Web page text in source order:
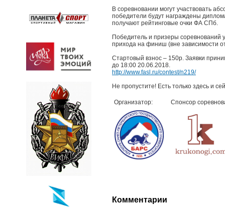
В соревновании могут участвовать
победители будут награждены
получают рейтинговые очки ФА СПб.
Победитель и призеры
прихода на финиш (вне зависимости
Стартовый взнос – 150р. Заявки
до 18:00 20.06.2018.
http://www.fasl.ru/contest/n219/
Не пропустите! Есть только здесь и
Организатор: Спонсор
Комментарии